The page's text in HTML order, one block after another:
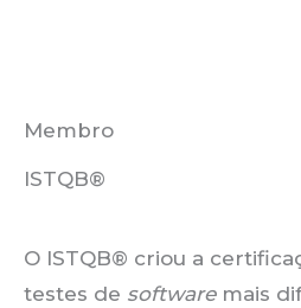
Membro
ISTQB®
O ISTQB® criou a
testes de softwaremais